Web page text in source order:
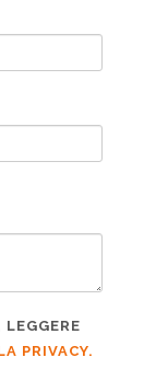
PRIVACY.